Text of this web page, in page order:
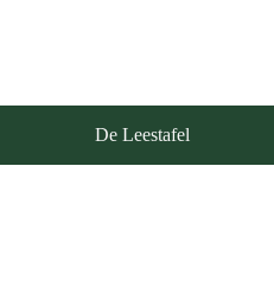
De Leestafel